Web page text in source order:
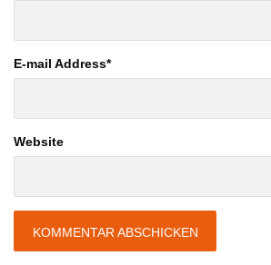
E-mail Address*
Website